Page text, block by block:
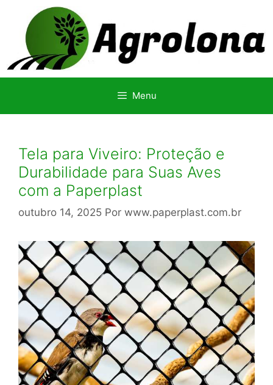
conteúdo
Menu
Tela para Viveiro: Proteção e
Durabilidade para Suas Aves
com a Paperplast
outubro 14, 2025 Por www.paperplast.com.br